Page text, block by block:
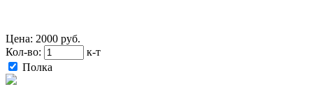
Цена: 2000 руб.
Кол-во:
к-т
Полка